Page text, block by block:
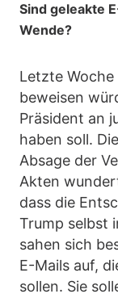
Sind geleakte
Wende?
Letzte
beweisen
Präsident an
haben soll.
Absage der
Akten
dass die
Trump selbst
sahen sich
E-Mails auf,
sollen. Sie